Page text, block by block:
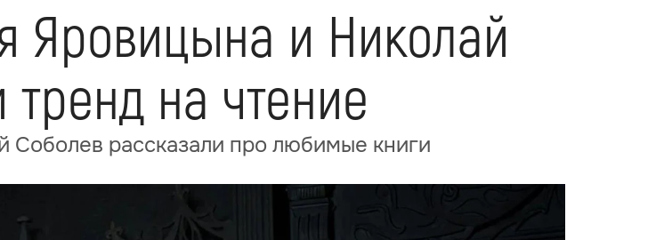
Яровицына и Николай
на чтение
рассказали про любимые книги